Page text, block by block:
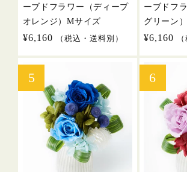
ーブドフラワー（ディープ
オレンジ）Mサイズ
通
価
格
¥6,160 （税込・送料別）
ーブドフ
グリーン
通
価
格
¥6,160